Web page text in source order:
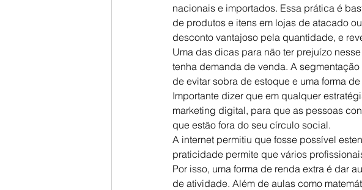
nacionais e importados. Essa prática é
de produtos e itens em lojas de atacado
desconto vantajoso pela quantidade, e
Uma das dicas para não ter prejuízo
tenha demanda de venda. A
de evitar sobra de estoque e uma forma
Importante dizer que em qualquer
marketing digital, para que as pessoas
que estão fora do seu círculo social.
A internet permitiu que fosse possível
praticidade permite que vários
Por isso, uma forma de renda extra é dar
de atividade. Além de aulas como